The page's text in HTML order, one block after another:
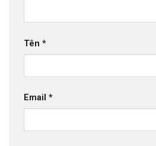
Tên *
Email *